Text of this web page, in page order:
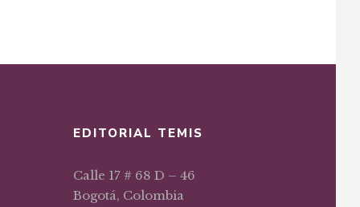
EDITORIAL TEMIS
Calle 17 # 68 D – 46
Bogotá, Colombia